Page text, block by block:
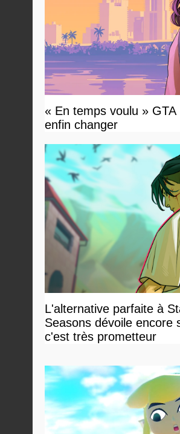
« En temps voulu »
enfin changer
L'alternative parfaite à
Seasons dévoile encore
c'est très prometteur